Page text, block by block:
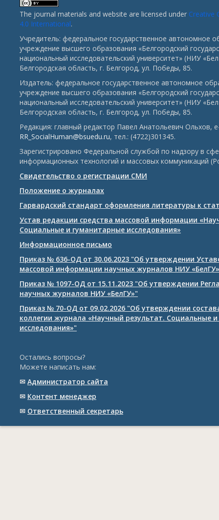
The journal materials and website are licensed under Creative
4.0 International.
Учредитель: федеральное государственное автономное
учреждение высшего образования «Белгородский
национальный исследовательский университет» (НИУ
Белгородская область, г. Белгород, ул. Победы, 85.
Издатель: федеральное государственное автономное
учреждение высшего образования «Белгородский
национальный исследовательский университет» (НИУ
Белгородская область, г. Белгород, ул. Победы, 85.
Редакция: главный редактор Павел Анатольевич Ольхов,
RR_SocialHuman@bsuedu.ru, тел.: (4722)301345.
Зарегистрировано Федеральной службой по надзору в
информационных технологий и массовых коммуникаций
Свидетельство о регистрации СМИ
Положение о журналах
Гарвардский стандарт оформления литературы к
Устав редакции средства массовой информации
Социальные и гуманитарные исследования»
Информационное письмо
Приказ № 636-ОД от 30.06.2023 "Об утверждении
массовой информации научных журналов НИУ «БелГУ»
Приказ № 1097-ОД от 15.11.2023 "Об утверждении
научных журналов НИУ «БелГУ»"
Приказ № 70-ОД от 09.02.2026 "Об утверждении
коллегии журнала «Научный результат. Социальные
исследования»"
Остались вопросы?
Можете написать нам:
✉ Администратор сайта
✉ Контент менеджер
✉ Ответственный cекретарь